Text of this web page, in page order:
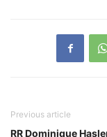
Previous article
RR Dominique